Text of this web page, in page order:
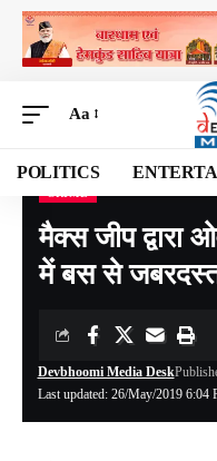
Aa
POLITICS
Devbhoomi Media >Blog>
मैक्स जीप
में बस से
Last updated: 26/May/2019 6:04
Devbhoomi Media Desk